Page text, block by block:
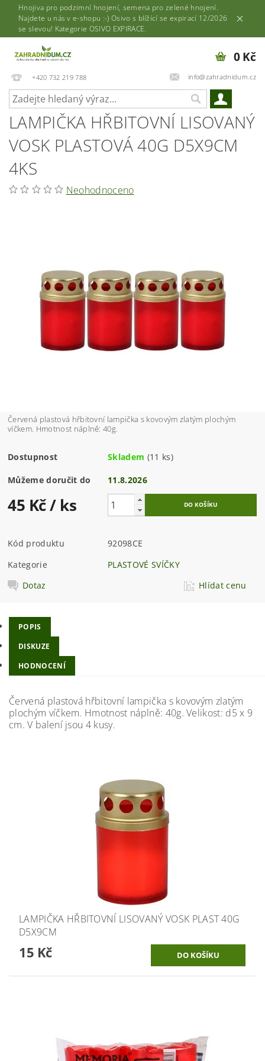
Hnojiva pro podzimní hnojení, semena pro zelené hnojení.
Najdete u nás v e-shopu :-) Osivo s blížící se expirací 12/2026
se slevou! Kategorie OSIVO EXPIRACE.
+420 732 219 788 info@zahradnidum.cz
0 Kč
LAMPIČKA HŘBITOVNÍ LISOVANÝ
VOSK PLASTOVÁ 40G D5X9CM
4KS
Neohodnoceno
Červená plastová hřbitovní lampička s kovovým zlatým plochým
víčkem. Hmotnost náplně: 40g.
Dostupnost Skladem (11 ks)
Můžeme doručit do 11.8.2026
45 Kč/ ks
Kód produktu
92098CE
Kategorie
PLASTOVÉ SVÍČKY
Dotaz
Hlídat cenu
POPIS
DISKUZE
HODNOCENÍ
Červená plastová hřbitovní lampička s kovovým zlatým
plochým víčkem. Hmotnost náplně: 40g. Velikost: d5 x 9
cm. V balení jsou 4 kusy.
LAMPIČKA HŘBITOVNÍ LISOVANÝ VOSK PLAST 40G
D5X9CM
15 Kč